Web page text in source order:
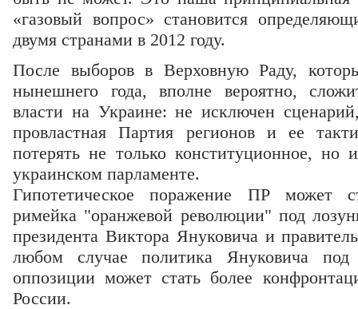
«газовый вопрос» становится
двумя странами в 2012 году.
После выборов в Верховную Раду,
нынешнего года, вполне вероятно,
власти на Украине: не исключен
провластная Партия регионов и ее
потерять не только конституционное, но
украинском парламенте.
Гипотетическое поражение ПР может
римейка "оранжевой революции" под
президента Виктора Януковича и
любом случае политика Януковича под
оппозиции может стать более
России.